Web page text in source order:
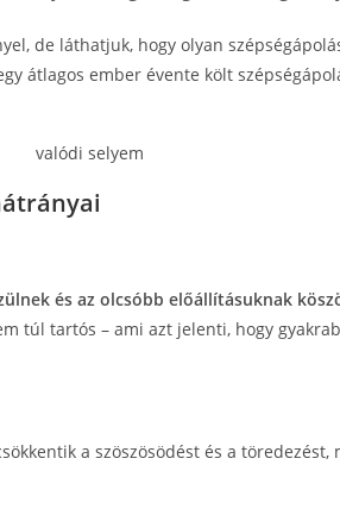
de láthatjuk, hogy olyan
átlagos ember évente költ
és az olcsóbb előállításuknak
túl tartós – ami azt jelenti, hogy
a szöszösödést és a